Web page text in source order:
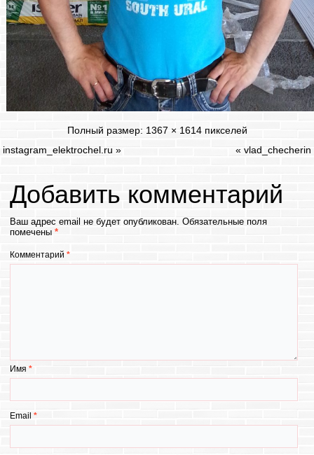
Полный размер: 1367 × 1614пикселей
instagram_elektrochel.ru » « vlad_checherin
Добавить комментарий
Ваш адрес email не будет опубликован. Обязательные поля
помечены*
Комментарий*
Имя*
Email*